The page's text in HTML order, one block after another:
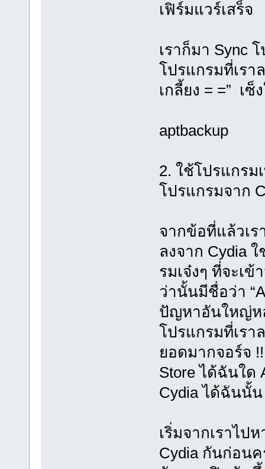
เฟิร์มแวร์เสร็จ
เราก็มา Sync
โปรแกรมที่เร
เกลี้ยง = =” เ
aptbackup
2. ใช้โปรแกรม
โปรแกรมจาก
จากข้อที่แล้วเร
ลงจาก Cydia
รมเจ๋งๆ ที่จะเ
ว่านั้นมีชื่อว่า
ปัญหาอันใหญ่ห
โปรแกรมที่เรา
ยอดมากจอร์จ
Store ได้ฉันใด
Cydia ได้ฉันนั้น
เริ่มจากเราไป
Cydia กันก่อนค